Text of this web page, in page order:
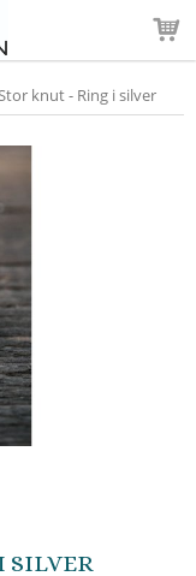
knut - Ring i silver
SILVER